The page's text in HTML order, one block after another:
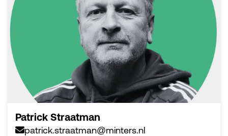
Patrick Straatman
patrick.straatman@minters.nl